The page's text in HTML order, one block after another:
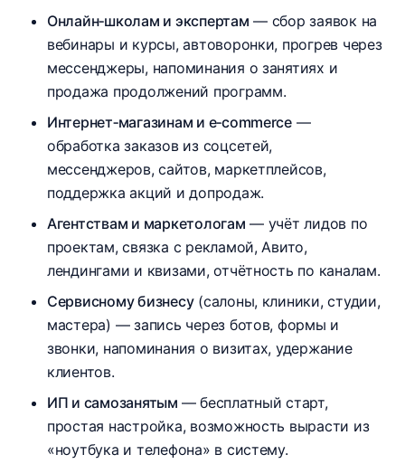
Онлайн‑школам и экспертам — сбор заявок на
вебинары и курсы, автоворонки, прогрев через
мессенджеры, напоминания о занятиях и
продажа продолжений программ.
Интернет‑магазинам и e‑commerce—
обработка заказов из соцсетей,
мессенджеров, сайтов, маркетплейсов,
поддержка акций и допродаж.
Агентствам и маркетологам — учёт лидов по
проектам, связка с рекламой, Авито,
лендингами и квизами, отчётность по каналам.​
Сервисному бизнесу(салоны, клиники, студии,
мастера) — запись через ботов, формы и
звонки, напоминания о визитах, удержание
клиентов.
ИП и самозанятым — бесплатный старт,
простая настройка, возможность вырасти из
«ноутбука и телефона» в систему.